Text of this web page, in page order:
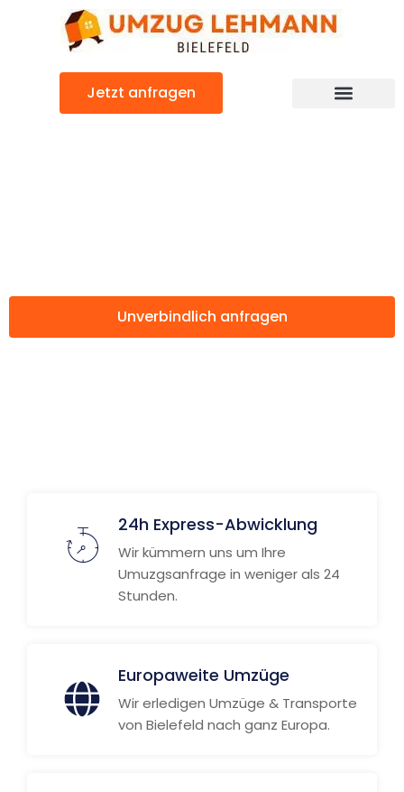
Jetzt anfragen
Unverbindlich anfragen
24h Express-Abwicklung
Wir kümmern uns um Ihre
Umuzgsanfrage in weniger als 24
Stunden.
Europaweite Umzüge
Wir erledigen Umzüge & Transporte
von Bielefeld nach ganz Europa.